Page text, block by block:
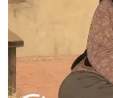
访谈
法律